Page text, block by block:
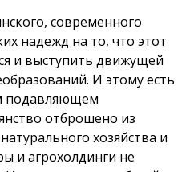
современного
надежд на то, что этот
и выступить движущей
И этому есть
подавляющем
отброшено из
хозяйства и
и агрохолдинги не